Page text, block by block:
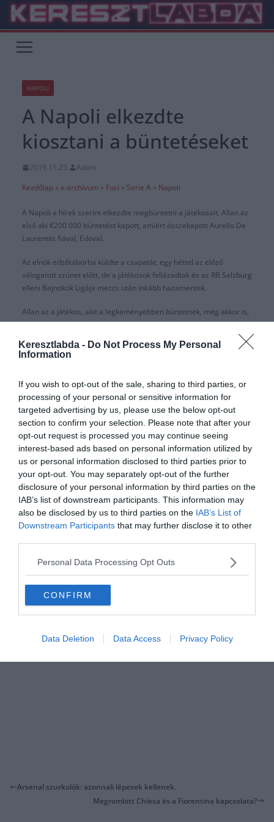
Keresztlabda - Do Not Process My Personal
Information
If you wish to opt-out of the sale, sharing to third parties, or
processing of your personal or sensitive information for
targeted advertising by us, please use the below opt-out
section to confirm your selection. Please note that after your
opt-out request is processed you may continue seeing
interest-based ads based on personal information utilized by
us or personal information disclosed to third parties prior to
your opt-out. You may separately opt-out of the further
disclosure of your personal information by third parties on the
IAB’s list of downstream participants. This information may
also be disclosed by us to third parties on the IAB’s List of
Downstream Participants that may further disclose it to other
Personal Data Processing Opt Outs
CONFIRM
Data Deletion Data Access Privacy Policy
Skip
content
NAPOLI
A Napoli elkezdte
kiosztani a büntetéseket
2019.11.25.
Adam
Kezdőlap » x-archívum » Foci » Serie A » Napoli
A Napoli a hírek szerint elkezdte megbüntetni a játékosait, Allan az
első aki €200 000 büntetést kapott, amiért összekapott Aurelio De
Laurentiis fiával, Edoval.
Az elnök edzőtáborba küldte a csapatát, egy héttel az előző
válogatott szünet előtt, de a játékosok fellázadtak és az RB Salzburg
elleni Bajnokok Ligája meccs után inkább hazamentek.
Allan az a játékos, akit a legkeményebben büntetnek, még akkor is,
ha a 11. cikkelyben meghatározott büntetés mértéke “nem lépheti
A Gazzetta dello Sport szerint a brazil középpályásnak az októberi
A Corriere dello Sport szerint a szankciók arányosak az egyes
játékosok szabálysértéseivel, így Allannek €200 000-be kerül a
verekedése Edoval.
Az Il Corriere hozzáteszi, hogy a büntetések €225 000 és €22 000
közötti összegek, együttesen €2,5 Milliót tesznek ki.
A szankciók listáját elküldték a keretnek, akik most ügyvédeikkel
átnézik és felkészülnek a védekezésre.
A Napoli hat meccs óta nem tudott győzni, miután szombaton is
1:1-es döntetlent játszott a Milannal.
forrás
Arsenal szurkolók: azonnali lépesek kellenek.
Megromlott Chiesa és a Fiorentina kapcsolata?